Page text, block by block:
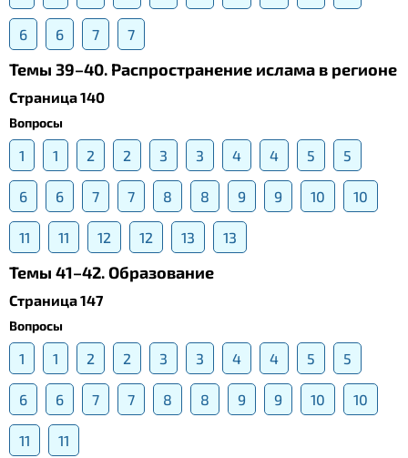
6 6 7 7
Темы 39–40. Распространение ислама в регионе
Страница 140
Вопросы
1 1 2 2 3 3 4 4 5 5
6 6 7 7 8 8 9 9 10 10
11 11 12 12 13 13
Темы 41–42. Образование
Страница 147
Вопросы
1 1 2 2 3 3 4 4 5 5
6 6 7 7 8 8 9 9 10 10
11 11